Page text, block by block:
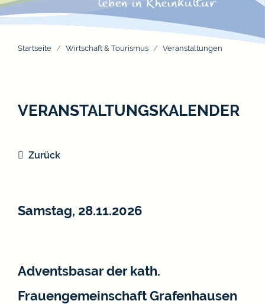
Startseite Wirtschaft & Tourismus Veranstaltungen
VERANSTALTUNGSKALENDER
Zurück
Samstag, 28.11.2026
Adventsbasar der kath.
Frauengemeinschaft Grafenhausen